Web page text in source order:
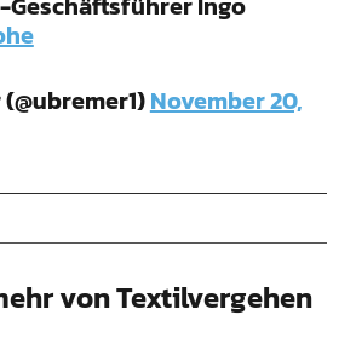
November 20,
von Textilvergehen